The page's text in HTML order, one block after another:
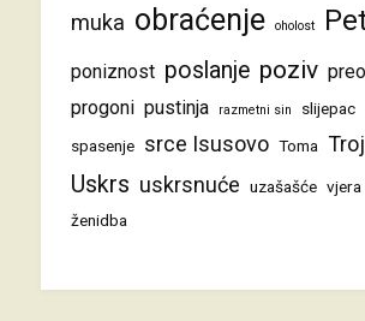
muka obraćenje oholost
poniznost poslanje poziv
progoni pustinja razmetni sin slijepac
spasenje srce Isusovo Toma
Uskrs uskrsnuće uzašašće vjera
ženidba